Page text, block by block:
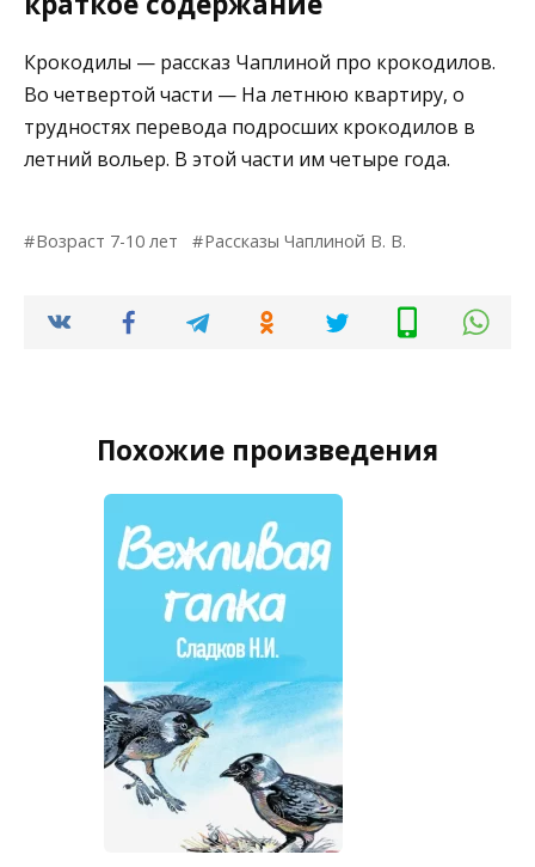
Крокодилы — рассказ Чаплиной про крокодилов.
Во четвертой части — На летнюю квартиру, о
трудностях перевода подросших крокодилов в
летний вольер. В этой части им четыре года.
Возраст 7-10 лет Рассказы Чаплиной В. В.
Похожие произведения